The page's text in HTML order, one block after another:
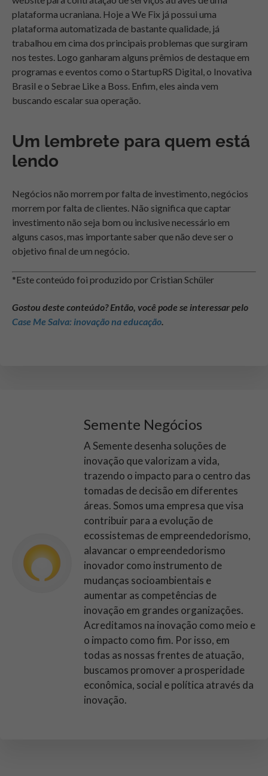
plataforma ucraniana. Hoje a We Fix já possui uma
plataforma automatizada de bastante qualidade, já
trabalhou em cima dos principais problemas que surgiram
nos testes. Logo ganharam alguns prêmios de destaque em
programas e eventos como o StartupRS Digital, o Inovativa
Brasil e o Sebrae Like a Boss. Enfim, eles ainda vem
buscando escalar sua operação.
Um lembrete para quem está
lendo
Negócios não morrem por falta de investimento, negócios
morrem por falta de clientes. Não significa que captar
investimento não seja bom ou inclusive necessário em
alguns casos, mas importante saber que não deve ser o
objetivo final de um negócio.
*Este conteúdo foi produzido por Cristian Schüler
Gostou deste conteúdo? Então, você pode se interessar pelo
Case Me Salva: inovação na educação.
Semente Negócios
A Semente desenha soluções de
inovação que valorizam a vida,
trazendo o impacto para o centro das
tomadas de decisão em diferentes
áreas. Somos uma empresa que visa
contribuir para a evolução de
ecossistemas de empreendedorismo,
alavancar o empreendedorismo
inovador como instrumento de
mudanças socioambientais e
aumentar as competências de
inovação em grandes organizações.
Acreditamos na inovação como meio e
o impacto como fim. Por isso, em
todas as nossas frentes de atuação,
buscamos promover a prosperidade
econômica, social e política através da
inovação.